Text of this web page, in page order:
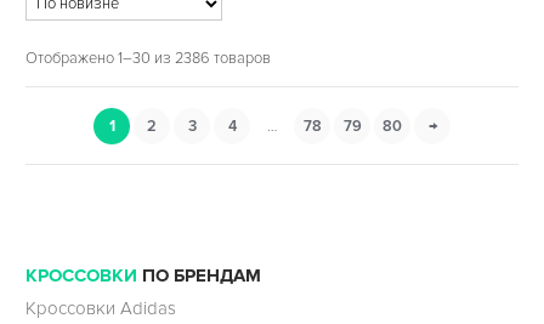
Отображено 1–30 из 2386 товаров
1 2 3 4 … 78 79 80 →
КРОССОВКИ ПО БРЕНДАМ
Кроссовки Adidas